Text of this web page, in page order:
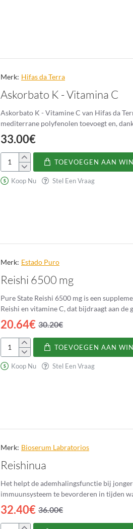
Merk: Hifas da Terra
Askorbato K - Vitamina C
Askorbato K - Vitamine C van Hifas da
mediterrane polyfenolen toevoegt en,
33.00€
Askorbato
K
TOEVOEGEN AAN
Koop Nu Stel Een Vraag
Merk: Estado Puro
Reishi 6500 mg
Pure State Reishi 6500 mg is een
Reishi en vitamine C, dat bijdraagt aan de
20.64€ 30.20€
Reishi
6500
TOEVOEGEN AAN
Koop Nu Stel Een Vraag
Merk: Bioserum Labratorios
Reishinua
Het helpt de ademhalingsfunctie bij
immuunsysteem te bevorderen in tijden
32.40€ 36.00€